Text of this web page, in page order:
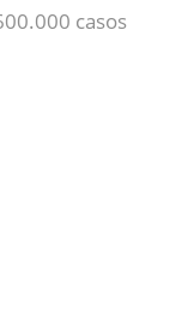
casos